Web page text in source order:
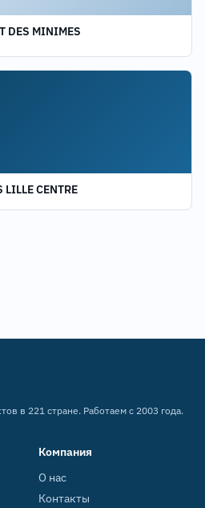
DES MINIMES
CENTRE
в 221 стране. Работаем с 2003 года.
Компания
О нас
Контакты